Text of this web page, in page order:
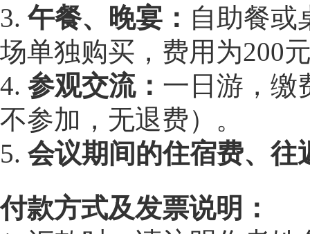
3.午餐、晚宴： 自助餐或
场单独购买，费用为200
4. 参观交流： 一日游，缴
不参加，无退费）。
5. 会议期间的住宿费、往
付款方式及发票说明：